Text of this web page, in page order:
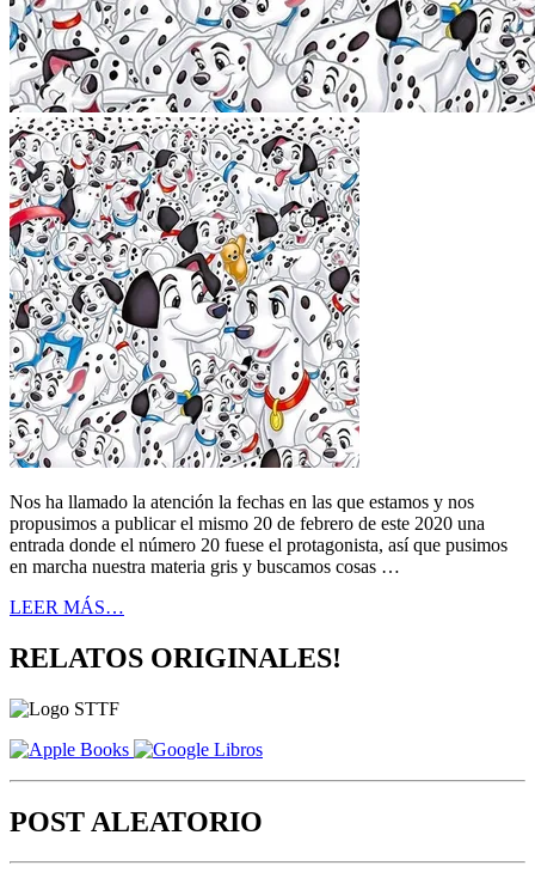
Nos ha llamado la atención la fechas en las que estamos y nos
propusimos a publicar el mismo 20 de febrero de este 2020 una
entrada donde el número 20 fuese el protagonista, así que pusimos
en marcha nuestra materia gris y buscamos cosas …
LEER MÁS…
RELATOS ORIGINALES!
POST ALEATORIO